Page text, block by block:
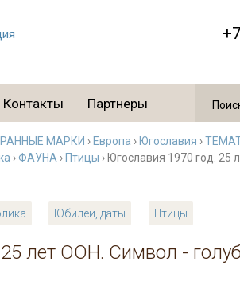
Контакты Партнеры
МАРКИ › Европа › Югославия ›
›ФАУНА › Птицы › Югославия 1970 год. 25
Юбилеи, даты Птицы
лет ООН. Символ -